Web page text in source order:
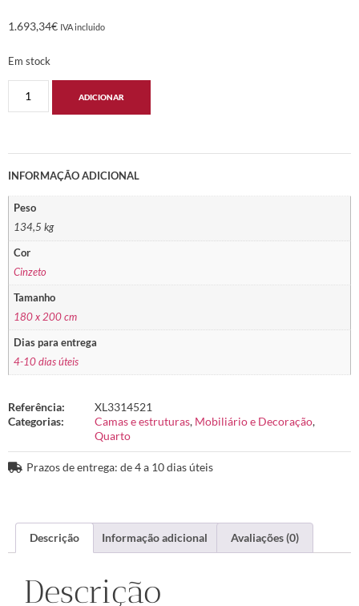
1.693,34€ IVA incluido
Em stock
ADICIONAR
INFORMAÇÃO ADICIONAL
Peso
134,5 kg
Cor
Cinzeto
Tamanho
180 x 200 cm
Dias para entrega
4-10 dias úteis
Referência:
XL3314521
Categorias:
Camas e estruturas, Mobiliário e Decoração,
Quarto
Prazos de entrega: de 4 a 10 dias úteis
Descrição Informação adicional Avaliações (0)
Descrição